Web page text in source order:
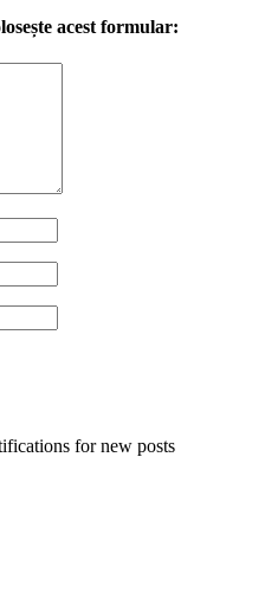
acest formular:
for new posts